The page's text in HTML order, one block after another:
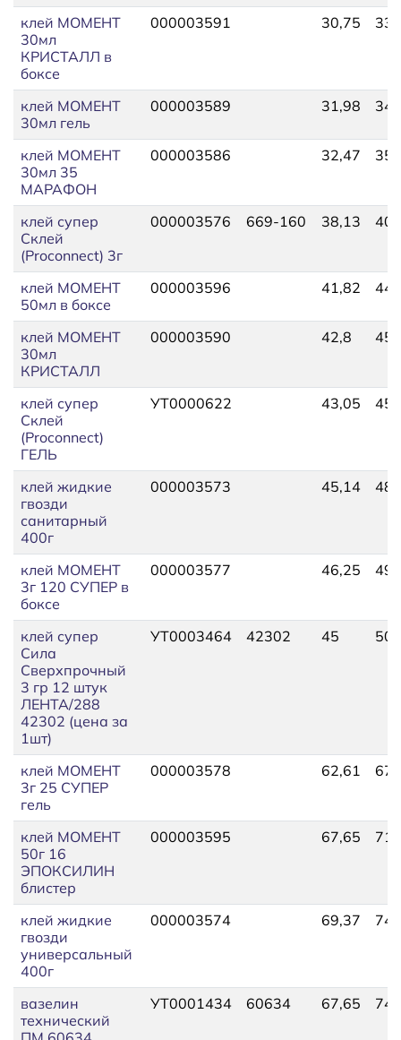
клей МОМЕНТ
30мл
КРИСТАЛЛ в
боксе
000003591 30,75
клей МОМЕНТ
30мл гель
000003589 31,98
клей МОМЕНТ
30мл 35
МАРАФОН
000003586 32,47
клей супер
Склей
(Proconnect) 3г
000003576 669-160 38,13
клей МОМЕНТ
50мл в боксе
000003596 41,82
клей МОМЕНТ
30мл
КРИСТАЛЛ
000003590 42,8
клей супер
Склей
(Proconnect)
ГЕЛЬ
УТ0000622 43,05
клей жидкие
гвозди
санитарный
400г
000003573 45,14
клей МОМЕНТ
3г 120 СУПЕР в
боксе
000003577 46,25
клей супер
Сила
Сверхпрочный
3 гр 12 штук
ЛЕНТА/288
42302 (цена за
1шт)
УТ0003464 42302 45
клей МОМЕНТ
3г 25 СУПЕР
гель
000003578 62,61
клей МОМЕНТ
50г 16
ЭПОКСИЛИН
блистер
000003595 67,65
клей жидкие
гвозди
универсальный
400г
000003574 69,37
вазелин
технический
УТ0001434 60634 67,65